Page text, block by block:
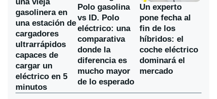
gasolinera en
una estación de
cargadores
ultrarrápidos
capaces de
cargar un
eléctrico en 5
minutos
Polo gasolina
vs ID. Polo
eléctrico: una
comparativa
donde la
diferencia es
mucho mayor
de lo esperado
Un experto
pone fecha al
fin de los
híbridos: el
coche eléctrico
dominará el
mercado